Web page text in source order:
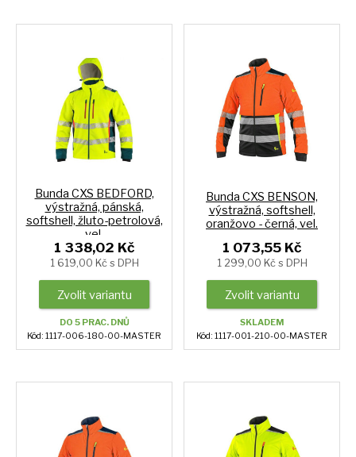
Bunda CXS BEDFORD,
výstražná, pánská,
softshell, žluto-petrolová,
vel.
1 338,02 Kč
1 619,00 Kč s DPH
Zvolit variantu
DO 5 PRAC. DNŮ
Kód: 1117-006-180-00-MASTER
Bunda CXS BENSON,
výstražná, softshell,
oranžovo - černá, vel.
1 073,55 Kč
1 299,00 Kč s DPH
Zvolit variantu
SKLADEM
Kód: 1117-001-210-00-MASTER